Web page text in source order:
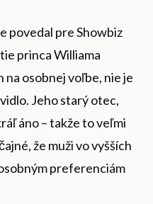
povedal pre Showbiz
princa Williama
osobnej voľbe, nie je
Jeho starý otec,
áno – takže to veľmi
že muži vo vyšších
preferenciám